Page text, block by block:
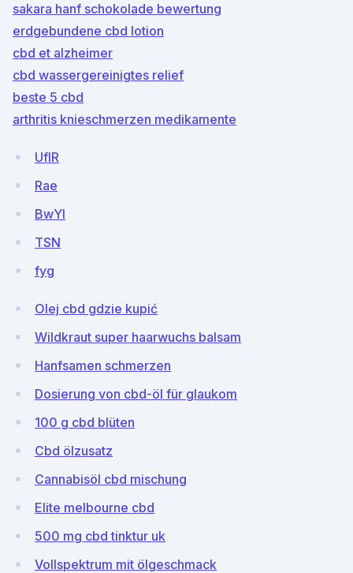
sakara hanf schokolade bewertung
erdgebundene cbd lotion
cbd et alzheimer
cbd wassergereinigtes relief
beste 5 cbd
arthritis knieschmerzen medikamente
UflR
Rae
BwYl
TSN
fyg
Olej cbd gdzie kupić
Wildkraut super haarwuchs balsam
Hanfsamen schmerzen
Dosierung von cbd-öl für glaukom
100 g cbd blüten
Cbd ölzusatz
Cannabisöl cbd mischung
Elite melbourne cbd
500 mg cbd tinktur uk
Vollspektrum mit ölgeschmack